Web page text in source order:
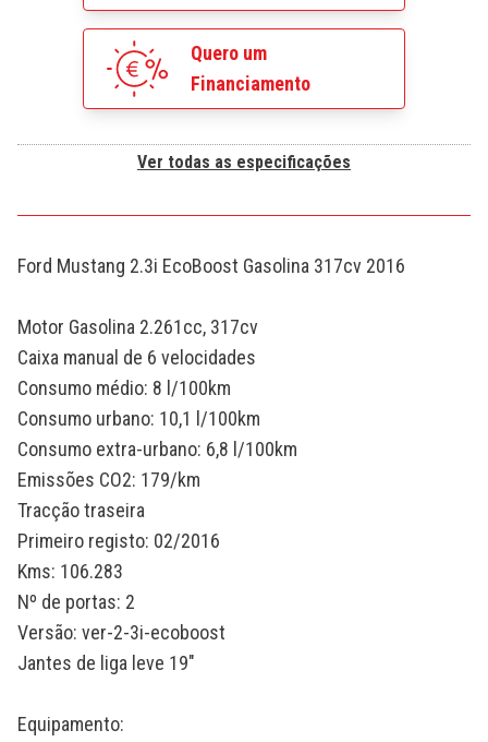
Quero um
Financiamento
Ver todas as especificações
Ford Mustang 2.3i EcoBoost Gasolina 317cv 2016
Motor Gasolina 2.261cc, 317cv
Caixa manual de 6 velocidades
Consumo médio: 8 l/100km
Consumo urbano: 10,1 l/100km
Consumo extra-urbano: 6,8 l/100km
Emissões CO2: 179/km
Tracção traseira
Primeiro registo: 02/2016
Kms: 106.283
Nº de portas: 2
Versão: ver-2-3i-ecoboost
Jantes de liga leve 19"
Equipamento: